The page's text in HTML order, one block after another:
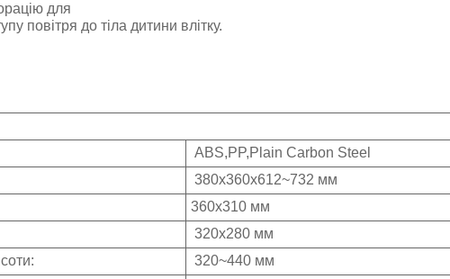
для
повітря до тіла дитини влітку.
ABS,PP,Plain Carbon Steel
380x360x612~732 мм
360x310 мм
320x280 мм
320~440 мм